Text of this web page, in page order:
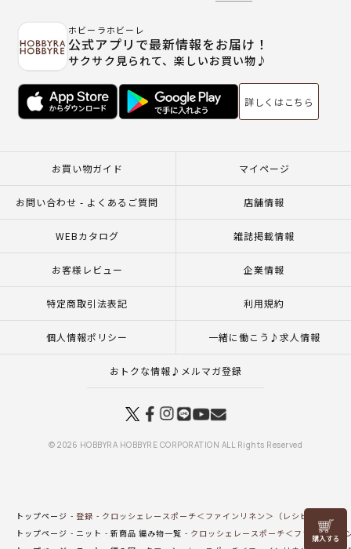
リリヤン
フェア
ホビーラホビーレ
公式アプリで最新情報をお届け！
サクサク見られて、楽しいお買い物♪
詳しくはこちら
お買い物ガイド マイページ
お問い合わせ - よくあるご質問 店舗情報
WEBカタログ 雑誌掲載情報
お客様レビュー 企業情報
特定商取引法表記 利用規約
個人情報ポリシー 一緒に働こう♪求人情報
おトクな情報♪メルマガ登録
© 2026 HOBBYRA HOBBYRE CORPORATION ALL Rights Reserved
トップページ 登録
クロッシェレースポーチ＜ファインリネン＞（レシピ）
トップページ
ニット 新商品 編み物一覧
クロッシェレースポーチ＜ファインリネ